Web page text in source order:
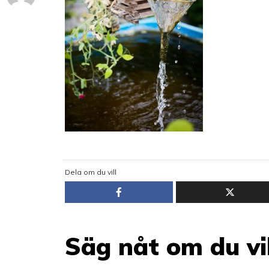
Dela om du vill
Säg nåt om du